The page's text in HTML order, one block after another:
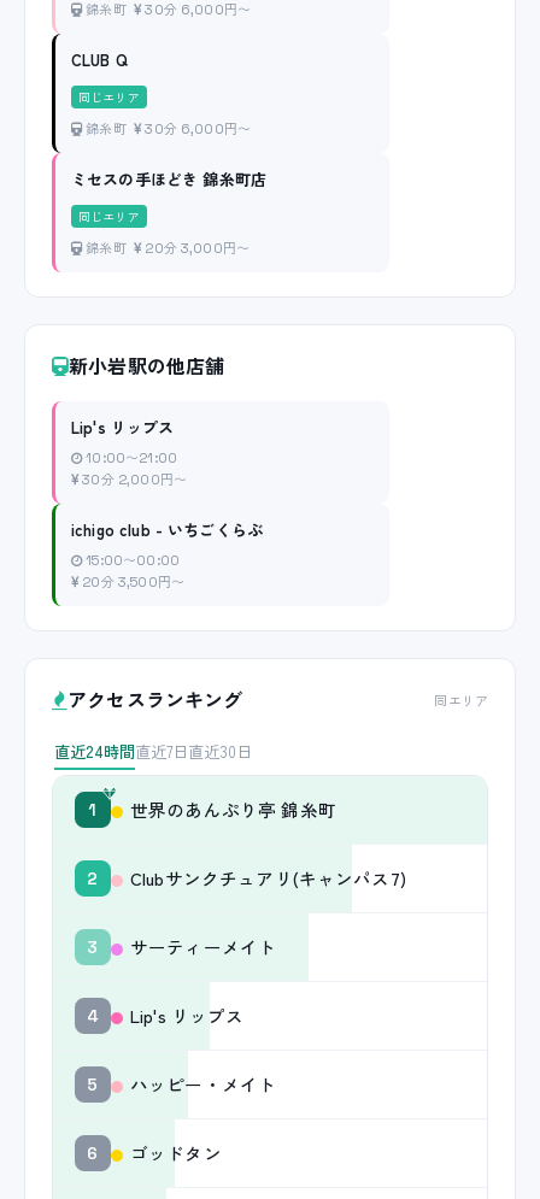
錦糸町 30分 6,000円〜
CLUB Q
同じエリア
錦糸町 30分 6,000円〜
ミセスの手ほどき 錦糸町店
同じエリア
錦糸町 20分 3,000円〜
新小岩駅の他店舗
Lip's リップス
10:00〜21:00
30分 2,000円〜
ichigo club - いちごくらぶ
15:00〜00:00
20分 3,500円〜
アクセスランキング 同エリア
直近24時間直近7日直近30日
1 世界のあんぷり亭 錦糸町
2 Clubサンクチュアリ(キャンパス7)
3 サーティーメイト
4 Lip's リップス
5 ハッピー・メイト
6 ゴッドタン